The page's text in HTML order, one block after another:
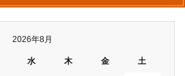
2026年8月
水 木 金 土